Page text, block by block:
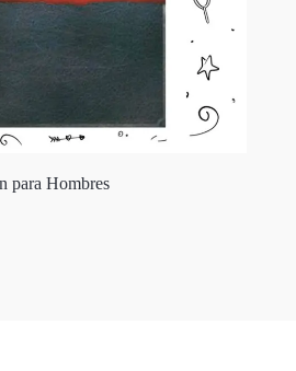
para Hombres